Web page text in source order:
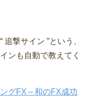
撃サイン ”という、
ンも自動で教えてく
グFX～和のFX成功